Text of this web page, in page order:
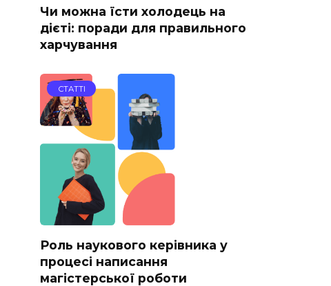
Чи можна їсти холодець на
дієті: поради для правильного
харчування
СТАТТІ
Роль наукового керівника у
процесі написання
магістерської роботи